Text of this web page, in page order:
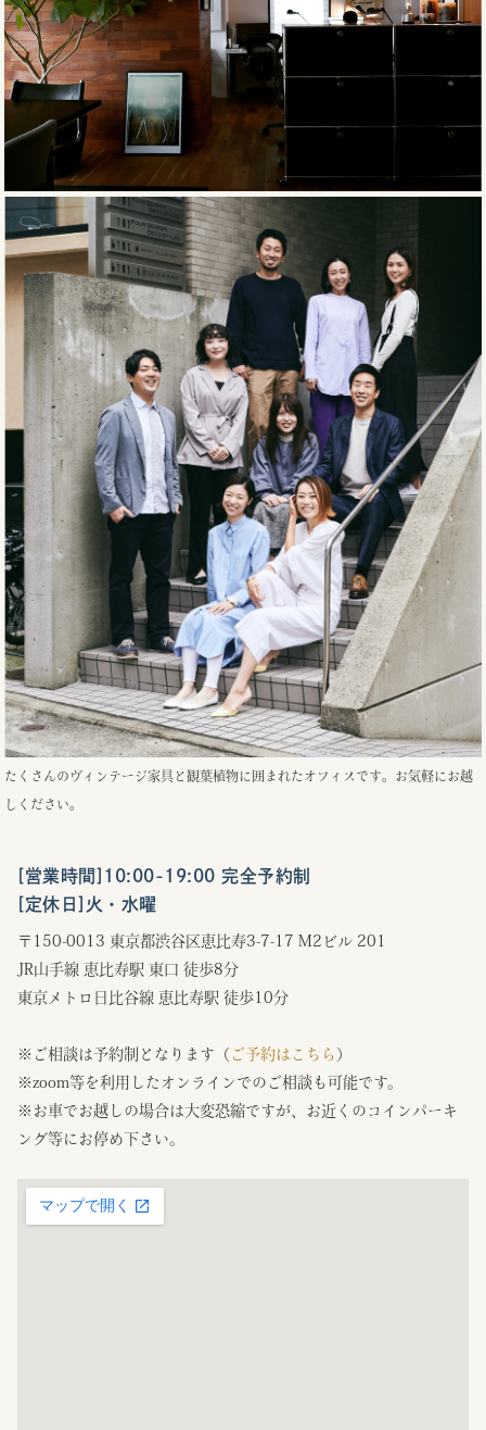
たくさんのヴィンテージ家具と観葉植物に囲まれたオフィスです。お気軽にお越
しください。
[営業時間]10:00-19:00 完全予約制
[定休日]火・水曜
〒150-0013 東京都渋谷区恵比寿3-7-17 M2ビル 201
JR山手線 恵比寿駅 東口 徒歩8分
東京メトロ日比谷線 恵比寿駅 徒歩10分
※ご相談は予約制となります（ ご予約はこちら ）
※zoom等を利用したオンラインでのご相談も可能です。
※お車でお越しの場合は大変恐縮ですが、お近くのコインパーキ
ング等にお停め下さい。